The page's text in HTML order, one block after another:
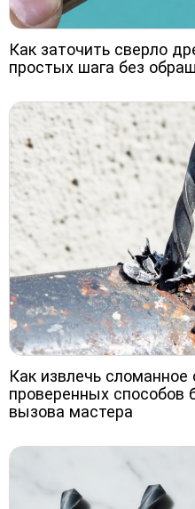
Как заточить сверло
простых шага без
Как извлечь сломанное
проверенных способов
вызова мастера